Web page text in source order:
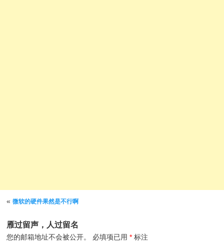
文章导航
«微软的硬件果然是不行啊
雁过留声，人过留名
您的邮箱地址不会被公开。 必填项已用* 标注